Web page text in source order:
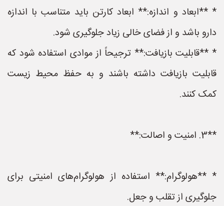
* **ابعاد و اندازه:** ابعاد کارتن باید متناسب با اندازه
دارو باشد و از فضای خالی زیاد جلوگیری شود.
* **قابلیت بازیافت:** ترجیحاً از موادی استفاده شود که
قابلیت بازیافت داشته باشند و به حفظ محیط زیست
کمک کنند.
**3. امنیت و اصالت:**
* **هولوگرام:** استفاده از هولوگرام‌های امنیتی برای
جلوگیری از تقلب و جعل.